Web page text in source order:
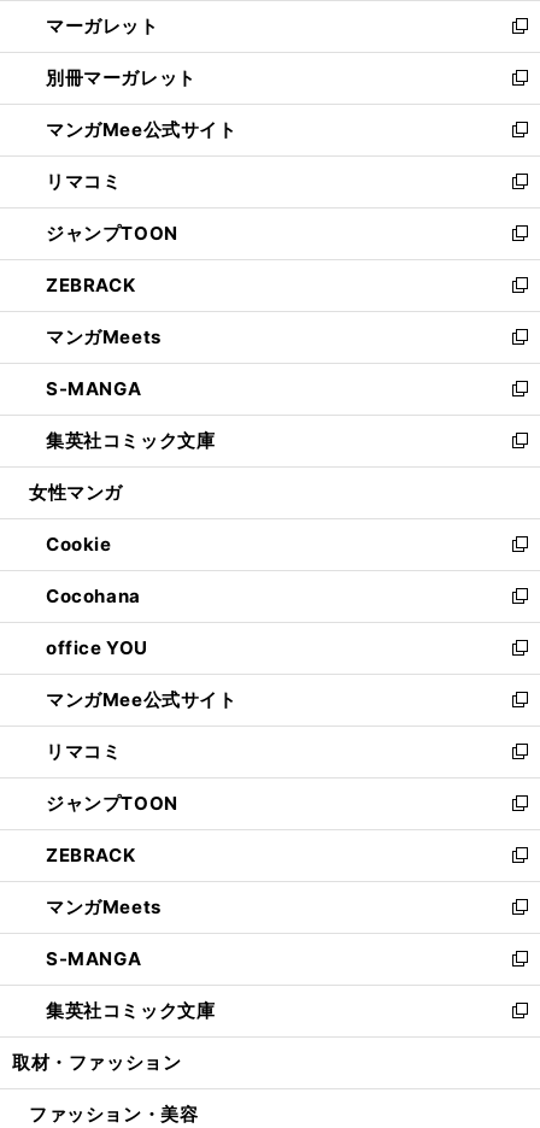
く
で
開
く
ド
ウ
で
開
く
し
い
ウ
ィ
ン
ド
ウ
で
開
く
マーガレット
新
し
い
ウ
ィ
ン
ド
ウ
で
開
く
別冊マーガレット
新
し
い
ウ
ィ
ン
ド
ウ
で
開
く
マンガMee公式サイト
新
し
い
ウ
ィ
ン
ド
ウ
で
開
く
リマコミ
新
し
い
ウ
ィ
ン
ド
ウ
で
開
く
ジャンプTOON
新
し
い
ウ
ィ
ン
ド
ウ
で
開
ZEBRACK
新
し
い
ウ
ィ
ン
ド
ウ
開
く
マンガMeets
新
し
い
ウ
ィ
ン
ウ
で
開
く
S-MANGA
新
し
い
ウ
ン
ド
ウ
で
開
く
集英社コミック文庫
新
し
ウ
ィ
ン
ド
ウ
で
開
く
女性マンガ
Cookie
新
し
い
ウ
ィ
ン
ド
ウ
で
開
く
Cocohana
新
し
い
ウ
ィ
ン
ド
ウ
で
開
く
office YOU
新
し
い
ウ
ィ
ン
ド
ウ
で
開
く
マンガMee公式サイト
新
し
い
ウ
ィ
ン
ド
ウ
で
開
く
リマコミ
新
し
い
ウ
ィ
ン
ド
ウ
で
開
く
ジャンプTOON
新
し
い
ウ
ィ
ン
ド
ウ
で
開
ZEBRACK
新
し
い
ウ
ィ
ン
ド
ウ
開
マンガMeets
新
し
い
ウ
ィ
ン
ウ
S-MANGA
新
し
い
ウ
ン
集英社コミック文庫
新
し
ウ
取材・ファッション
ファッション・美容